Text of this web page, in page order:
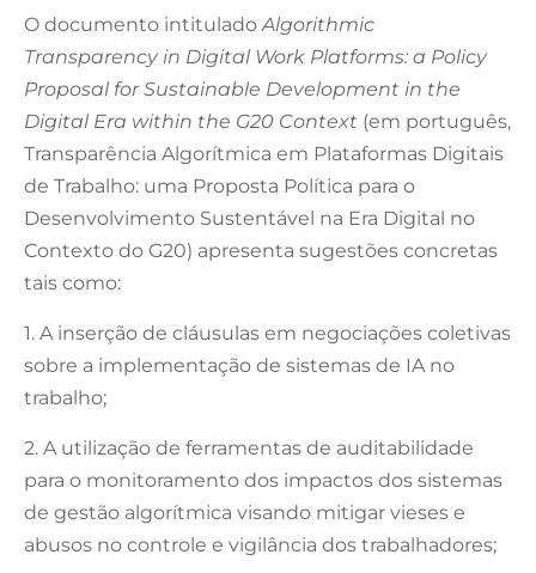
O documento intitulado Algorithmic
Transparency in Digital Work Platforms: a Policy
Proposal for Sustainable Development in the
Digital Era within the G20 Context (em português,
Transparência Algorítmica em Plataformas Digitais
de Trabalho: uma Proposta Política para o
Desenvolvimento Sustentável na Era Digital no
Contexto do G20) apresenta sugestões concretas
tais como:
1. A inserção de cláusulas em negociações coletivas
sobre a implementação de sistemas de IA no
trabalho;
2. A utilização de ferramentas de auditabilidade
para o monitoramento dos impactos dos sistemas
de gestão algorítmica visando mitigar vieses e
abusos no controle e vigilância dos trabalhadores;